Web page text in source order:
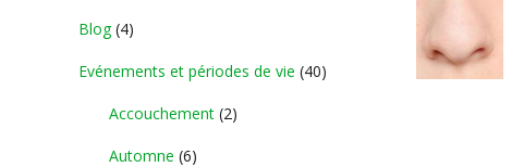
Blog(4)
Evénements et périodes de vie (40)
Accouchement (2)
Automne (6)